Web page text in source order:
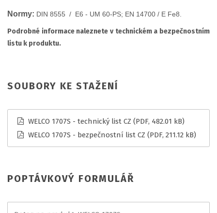
Normy: DIN 8555 / E6 - UM 60-PS; EN 14700 / E Fe8.
Podrobné informace naleznete v technickém a bezpečnostním
listu k produktu.
SOUBORY KE STAŽENÍ
WELCO 1707S - technický list CZ (PDF, 482.01 kB)
WELCO 1707S - bezpečnostní list CZ (PDF, 211.12 kB)
POPTÁVKOVÝ FORMULÁŘ